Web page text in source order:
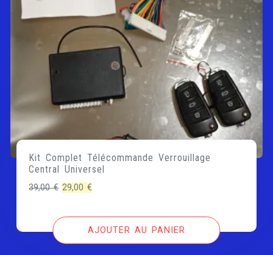
Kit Complet Télécommande Verrouillage
Central Universel
39,00€ Le
initial
29,00€
actuel
est :
AJOUTER AU PANIER